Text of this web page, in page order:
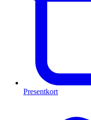
Presentkort